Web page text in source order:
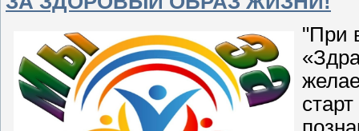
"При